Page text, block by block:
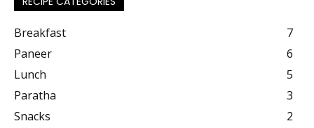
Breakfast
7
Paneer
6
Lunch
5
Paratha
3
Snacks
2